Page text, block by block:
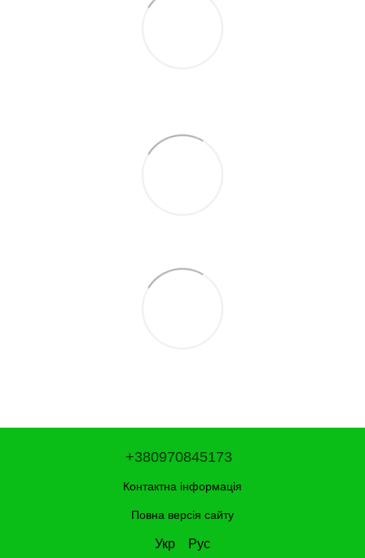
+380970845173
Контактна інформація
Повна версія сайту
Укр Рус